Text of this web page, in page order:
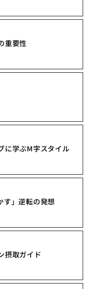
重要性
に学ぶM字スタイル
す」逆転の発想
摂取ガイド